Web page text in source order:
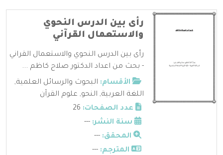
رأى بين الدرس النحوي
والاستعمال القرآني
رأى بين الدرس النحوي والاستعمال القراني
- بحث من اعداد الدكتور صلاح كاظم ...
الأقسام: البحوث والرسائل العلمية,
اللغة العربية, النحو, علوم القرآن
عدد الصفحات:
سنة النشر: ---
المحقق: ---
المترجم: ---